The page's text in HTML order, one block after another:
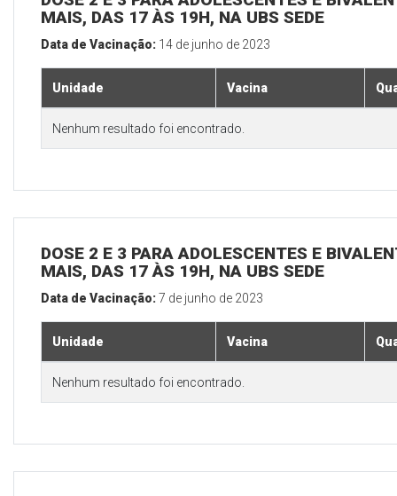
MAIS, DAS 17 ÀS 19H, NA UBS SEDE
Data de Vacinação: 14 de junho de 2023
Unidade Vacina
Nenhum resultado foi encontrado.
DOSE 2 E 3 PARA ADOLESCENTES E
MAIS, DAS 17 ÀS 19H, NA UBS SEDE
Data de Vacinação:7 de junho de 2023
Unidade Vacina
Nenhum resultado foi encontrado.